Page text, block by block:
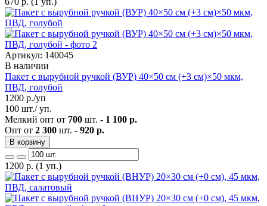
Артикул: 140045
В наличии
Пакет с вырубной ручкой (ВУР) 40×50 см (+3 см)×50 мкм,
ПВД, голубой
1200 р./уп
100 шт./ уп.
Мелкий опт от 700 шт. - 1 100 р.
Опт от 2 300 шт. - 920 р.
В корзину
1200 р. (1 уп.)